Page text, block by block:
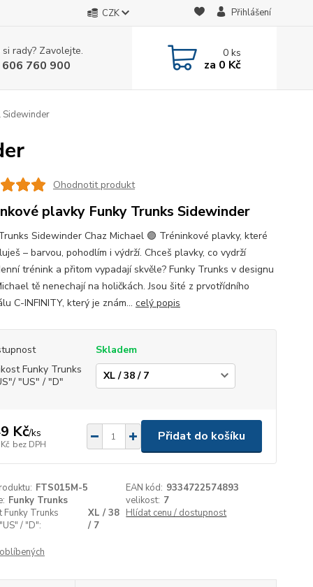
CZK Přihlášení
rady? Zavolejte.
760 900
0ks
za 0 Kč
Sidewinder
Ohodnotit produkt
plavky Funky Trunks Sidewinder
Sidewinder Chaz Michael 🟣 Tréninkové plavky, které
– barvou, pohodlím i výdrží. Chceš plavky, co vydrží
trénink a přitom vypadají skvěle? Funky Trunks v designu
tě nenechají na holičkách. Jsou šité z prvotřídního
C-INFINITY, který je znám... celý popis
Skladem
Funky Trunks
"US" / "D"
Kč/ks
bez DPH
Přidat do košíku
FTS015M-5 EAN kód: 9334722574893
Funky Trunks velikost: 7
Funky Trunks
/ "D":
XL / 38
/ 7
Hlídat cenu / dostupnost